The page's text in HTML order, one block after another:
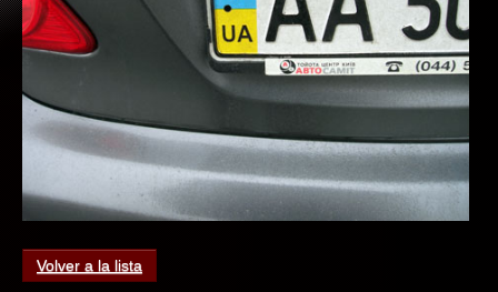
Volver a la lista